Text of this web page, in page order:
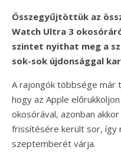
Összegyűjtöttük az
Watch Ultra 3
szintet nyithat meg a
sok-sok újdonsággal
A rajongók többsége már
hogy az Apple
okosórával, azonban
frissítésére került sor, így
szeptemberét várja.